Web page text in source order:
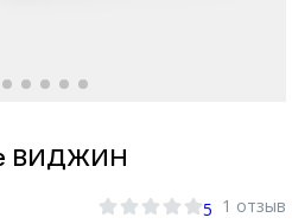
ВИДЖИН
5 1 отзыв